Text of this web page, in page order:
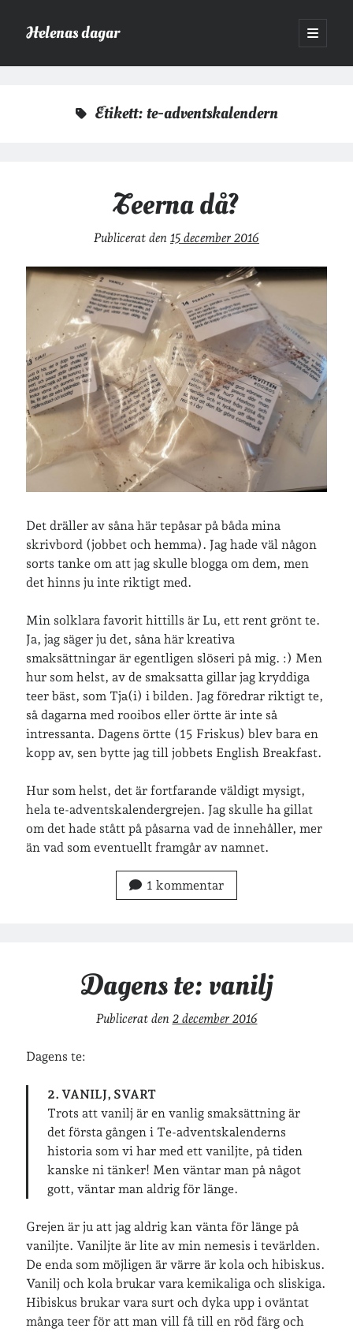
Helenas dagar
öppna
primär
Sidopanel
Jag heter Helena och är mamma till Ava och Sander, fru till Jonas
och frontendutvecklare på Tieto. Jag tycker om läsande, skrivande,
geocaching, löpning och att dricka te.Mer om mig här.
» Om lösenordsskyddade inlägg
Senaste inläggen
Sista semesterveckan
Från Hälleforsnäs till Katrineholm på Sörmlandsleden
Nu är jag 46 år
Senaste kommentarer
KarinomVålådalsfyrkanten 2024
Fredrik DomLäste i Språktidningen om SÖ-stilen…
Andrew omSöder runt 2023
Mandalorian, vandring och sommarväder – Helenas dagar om
Vandring mellan Ösmo och Segersäng i sommarväder
Arkiv
Arkiv
Just nu läser jag
Jag bokförmin läsning på Goodreads.
Geocaching
Etikett:te-adventskalendern
Teerna då?
Publicerat den 15 december 2016
Det dräller av såna här tepåsar på båda mina
skrivbord (jobbet och hemma). Jag hade väl någon
sorts tanke om att jag skulle blogga om dem, men
det hinns ju inte riktigt med.
Min solklara favorit hittills är Lu, ett rent grönt te.
Ja, jag säger ju det, såna här kreativa
smaksättningar är egentligen slöseri på mig. :) Men
hur som helst, av de smaksatta gillar jag kryddiga
teer bäst, som Tja(i) i bilden. Jag föredrar riktigt te,
så dagarna med rooibos eller örtte är inte så
intressanta. Dagens örtte (15 Friskus) blev bara en
kopp av, sen bytte jag till jobbets English Breakfast.
Hur som helst, det är fortfarande väldigt mysigt,
hela te-adventskalendergrejen. Jag skulle ha gillat
om det hade stått på påsarna vad de innehåller, mer
än vad som eventuellt framgår av namnet.
1 kommentar
Dagens te: vanilj
Publicerat den 2 december 2016
Dagens te:
2. VANILJ, SVART
Trots att vanilj är en vanlig smaksättning är
det första gången i Te-adventskalenderns
historia som vi har med ett vaniljte, på tiden
kanske ni tänker! Men väntar man på något
gott, väntar man aldrig för länge.
Grejen är ju att jag aldrig kan vänta för länge på
vaniljte. Vaniljte är lite av min nemesis i tevärlden.
De enda som möjligen är värre är kola och hibiskus.
Vanilj och kola brukar vara kemikaliga och sliskiga.
Hibiskus brukar vara surt och dyka upp i oväntat
många teer för att man vill få till en röd färg och